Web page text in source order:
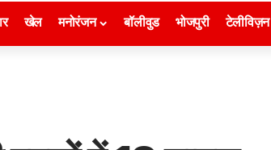
खेल मनोरंजन बॉलीवुड भोजपुरी टेलीविज़न